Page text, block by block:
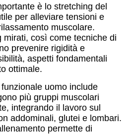
è lo stretching del
per alleviare tensioni e
muscolare.
mirati, così come tecniche di
prevenire rigidità e
aspetti fondamentali
ottimale.
uomo include
più gruppi muscolari
integrando il lavoro sul
addominali, glutei e lombari.
permette di